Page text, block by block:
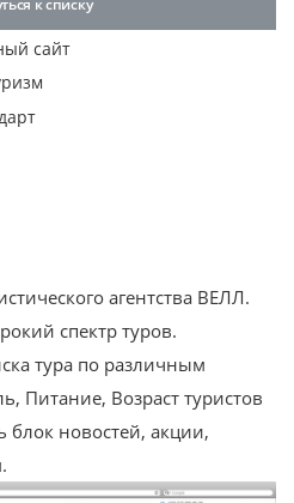
Запомнить меня на этом
свой пароль?
сайт
агентства ВЕЛЛ.
спектр туров.
тура по различным
Питание, Возраст туристов
блок новостей, акции,